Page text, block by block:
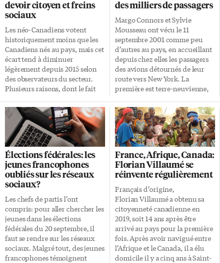
devoir citoyen et freins
sociaux
Les néo-Canadiens votent
historiquement moins que les
Canadiens nés au pays, mais cet
écart tend à diminuer
légèrement depuis 2015 selon
des observateurs du secteur.
Plusieurs raisons, dont le fait
d’intérêt politique, expliquent
pourquoi certains nouveaux
citoyens s’abstiennent de voter.
D’autres s’en font un devoir.
Devoir citoyen «Le devoir
citoyen, ça reste.» Depuis
qu’elle a la citoyenneté,
Anne Gutknecht, une Française
devenue Canadienne en mai
2019, s’assurer de voter à
chaque élection canadienne,
quel que soit le palier. «Je vote
aussi en France! Je fais environ
trois heures de route jusqu’à
Kingston, puis j’attends deux
[…]
des milliers de passagers
Margo Connors et Sylvie
Mousseau ont vécu le 11
septembre 2001 comme peu
d’autres au pays, en accueillant
depuis chez elles les passagers
des avions détournés de leur
route vers New York. La
première est terre-neuvienne,
Leur point commun: la
solidarité en temps de peur. Le
11 septembre 2001, des milliers
de passagers ont vu leurs avions
être détournés de New York
vers des provinces canadiennes
de l’Atlantique après la
fermeture de l’espace aérien des
États-Unis, frappés par
plusieurs attentats à New York
et Washington. Trois éléments
se sont bousculés dans la vie de
Margo Connors et […]
Élections fédérales: les
jeunes francophones
oubliés sur les réseaux
sociaux?
Les chefs de partis l’ont
compris: pour aller chercher les
jeunes dans les élections
fédérales du 20 septembre, il
faut se rendre sur les réseaux
sociaux. Malgré tout, des jeunes
francophones témoignent
France, Afrique, Canada:
Florian Villaumé se
réinvente régulièrement
Français d’origine,
Florian Villaumé a obtenu sa
citoyenneté canadienne en
2019, soit 14 ans après être
arrivé au pays pour la première
fois. Après avoir navigué entre
l’Afrique et le Canada, il a élu
domicile il y a cinq ans à Saint-